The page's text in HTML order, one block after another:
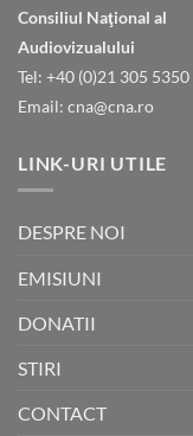
Consiliul Naţional al
Audiovizualului
Tel: +40 (0)21 305 5350
Email: cna@cna.ro
LINK-URI UTILE
DESPRE NOI
EMISIUNI
DONATII
STIRI
CONTACT